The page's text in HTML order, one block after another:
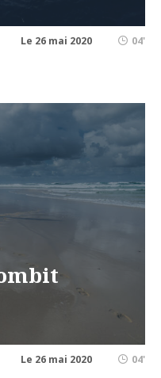
Le 26 mai 2020 04'
Le 26 mai 2020 04'